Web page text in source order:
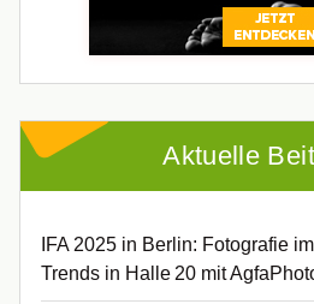
Aktuelle
IFA 2025 in Berlin: Fotografie
Trends in Halle 20 mit